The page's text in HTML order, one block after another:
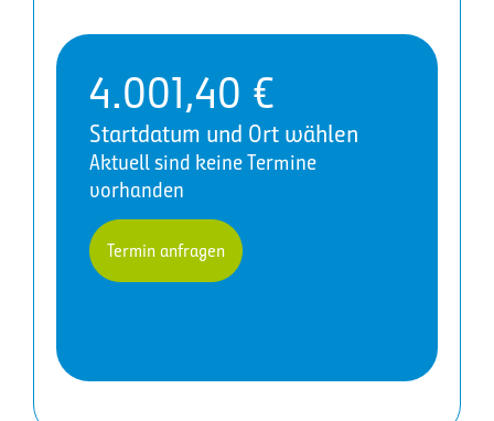
4.001,40 €
Startdatum und Ort wählen
Aktuell sind keine Termine
vorhanden
Termin anfragen